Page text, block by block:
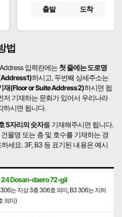
출발 도착
법
입력란에는 첫 줄에는 도로명
하시고, 두번째 상세주소는
재(Floor or Suite Address2)하시면 됩
저 기재하는 문화가 있어서 우리나라
하시면 됩니다.
5자리의 숫자를 기재해주시면 됩니다.
물명 또는 층 및 호수를 기재하는 경
세요. 3F, B3 등 표기된 내용은 예시
24 Dosan-daero 72-gil
306는 지상 3층 306호 의미, B3 306는 지하
의미)